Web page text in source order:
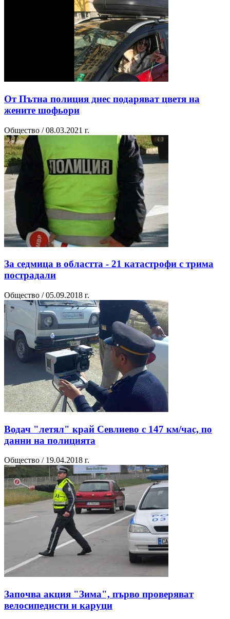
От Пътна полиция днес подаряват цветя на
жените шофьори
Общество / 08.03.2021 г.
За седмица в областта - 21 катастрофи с трима
пострадали
Общество / 05.09.2018 г.
Водач "летял" край Севлиево с 147 км/час, по
данни на полицията
Общество / 19.04.2018 г.
Започва акция "Зима", първо проверяват
велосипедисти и каруци